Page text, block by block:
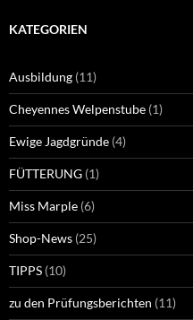
KATEGORIEN
Ausbildung (11)
Cheyennes Welpenstube (1)
Ewige Jagdgründe (4)
FÜTTERUNG (1)
Miss Marple (6)
Shop-News (25)
TIPPS (10)
zu den Prüfungsberichten (11)